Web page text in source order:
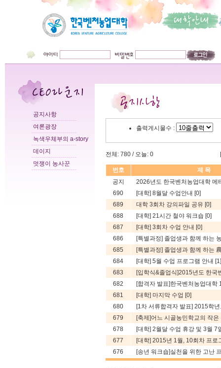
공지사항
여론광장
녹색우체부의 a-story
데이지
멋쟁이 농사꾼
출력게시물수 :
전체: 780 / 오늘: 0
번호
제 목
공지
2026년도 한국벤처농업대학 메
690
[대학] 8월달 수업안내 [0]
689
대학 3회차 강의파일 공유 [0]
688
[대학] 21시간 철야 워크숍 [0]
687
[대학] 3회차 수업 안내 [0]
686
[특별과정] 졸업생과 함께 하는
685
[특별과정] 졸업생과 함께 하는
684
[대학] 5월 수업 프로그램 안내 [1]
683
[입학식&졸업식]2015년도 한국
682
[합격자 발표]한국벤처농업대학
681
[대학] 마지막 수업 [0]
680
[1차 서류합격자 발표] 2015학
679
[축제]어느 시골농민학교의 작
678
[대학] 2월달 수업 휴강 및 3월 7
677
[대학] 2015년 1월, 10회차 프로
676
[송년 워크숍]실천을 위한 고난